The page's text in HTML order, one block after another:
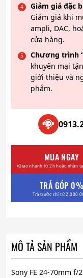
Giảm giá đặc
Giảm giá khi
ampli, DAC,
cửa hàng.
Chương trình
khuyến mại
giới thiệu và
phẩm.
MUA NGAY
(Giao nhanh từ 2h hoặc nhận
TRẢ GÓP 0%
Trả trước chỉ từ
MÔ TẢ SẢN PHẨM
Sony FE 24-70mm